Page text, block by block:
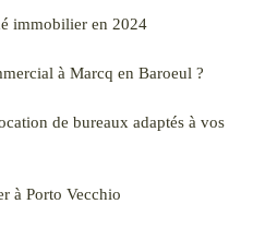
immobilier en 2024
à Marcq en Baroeul ?
de bureaux adaptés à vos
à Porto Vecchio